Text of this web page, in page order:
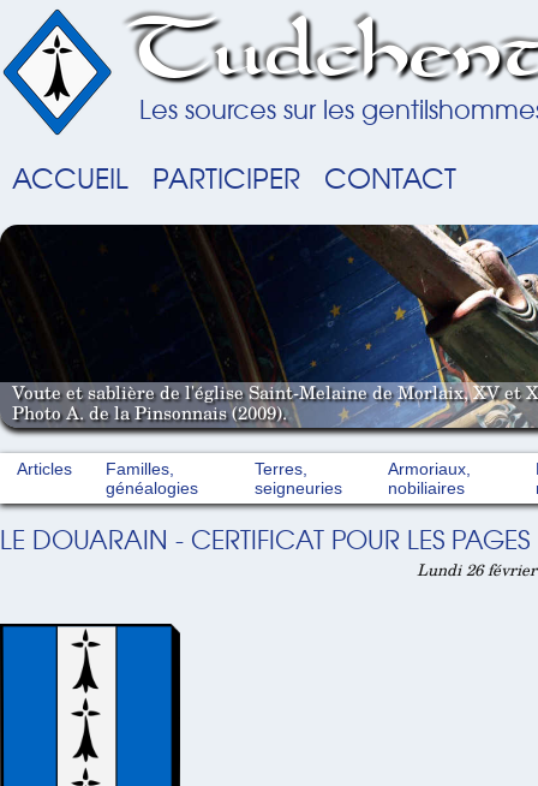
Les sources sur les
ACCUEIL PARTICIPER CONTACT
Voute et sablière de l'église Saint-Melaine de Morlaix, XV et
Photo A. de la Pinsonnais (2009).
Articles
Familles,
généalogies
Terres,
seigneuries
Armoriaux,
nobiliaires
LE DOUARAIN - CERTIFICAT POUR LES
Lundi 26